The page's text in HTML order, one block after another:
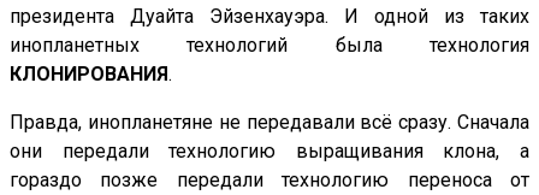
президента Дуайта Эйзенхауэра. И одной из таких
инопланетных технологий была технология
КЛОНИРОВАНИЯ.
Правда, инопланетяне не передавали всё сразу. Сначала
они передали технологию выращивания клона, а
гораздо позже передали технологию переноса от